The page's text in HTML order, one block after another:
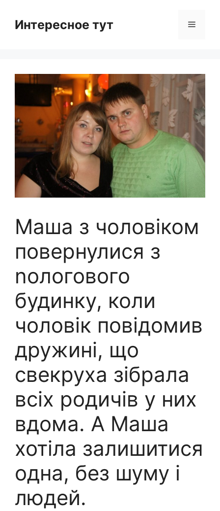
contentИнтересное тут Menu
Маша з чоловіком
повернулися з
nологового
будинку, коли
чоловік повідомив
дружині, що
свекруха зібрала
всіх родичів у них
вдома. А Маша
хотіла залишитися
одна, без шуму і
людей.